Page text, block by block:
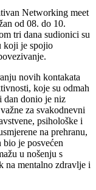
Networking meet
od 08. do 10.
tri dana sudionici su
koji je spojio
novih kontakata
koje su odmah
dan donio je niz
za svakodnevni
psihološke i
na prehranu,
je posvećen
u nošenju s
na mentalno zdravlje i